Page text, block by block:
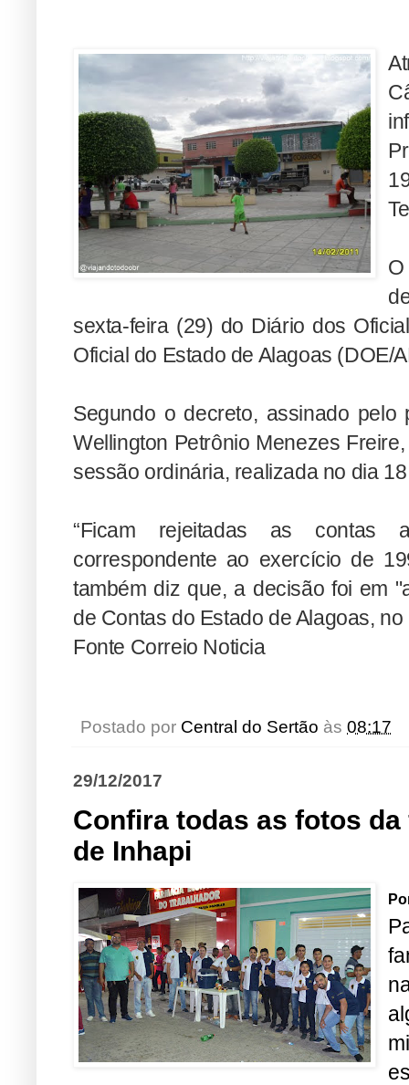
sexta-feira (29) do Diário dos
Oficial do Estado de Alagoas (DOE/
Segundo o decreto, assinado pelo
Wellington Petrônio Menezes
sessão ordinária, realizada no dia
“Ficam rejeitadas as contas
correspondente ao exercício de
também diz que, a decisão foi em
de Contas do Estado de Alagoas,
Fonte Correio Noticia
Postado por Central do Sertão às 08:17
29/12/2017
Confira todas as fotos
de Inhapi